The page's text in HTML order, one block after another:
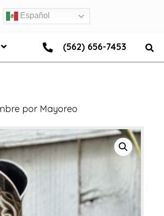
Español
(562) 656-7453
por Mayoreo